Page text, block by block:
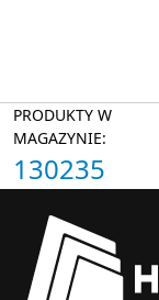
PRODUKTY W
MAGAZYNIE:
130235